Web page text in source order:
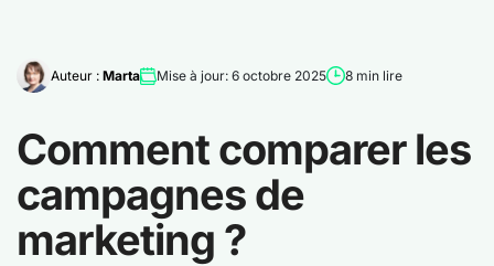
Auteur : Marta Mise à jour: 6 octobre 2025 8 min lire
Comment comparer les
campagnes de
marketing ?